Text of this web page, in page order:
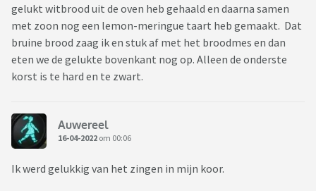
gelukt witbrood uit de oven heb gehaald en daarna samen
met zoon nog een lemon-meringue taart heb gemaakt. Dat
bruine brood zaag ik en stuk af met het broodmes en dan
eten we de gelukte bovenkant nog op. Alleen de onderste
korst is te hard en te zwart.
Auwereel
16-04-2022 om 00:06
Ik werd gelukkig van het zingen in mijn koor.